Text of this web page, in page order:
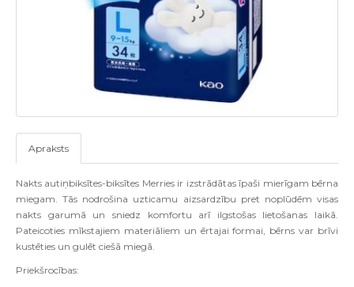
Apraksts
Nakts autiņbiksītes-biksītes Merries ir izstrādātas īpaši mierīgam bērna
miegam. Tās nodrošina uzticamu aizsardzību pret noplūdēm visas
nakts garumā un sniedz komfortu arī ilgstošas lietošanas laikā.
Pateicoties mīkstajiem materiāliem un ērtajai formai, bērns var brīvi
kustēties un gulēt ciešā miegā.
Priekšrocības: